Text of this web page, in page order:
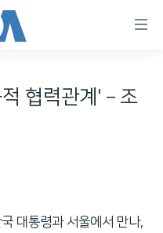
협력관계' – 조
대통령과 서울에서 만나,